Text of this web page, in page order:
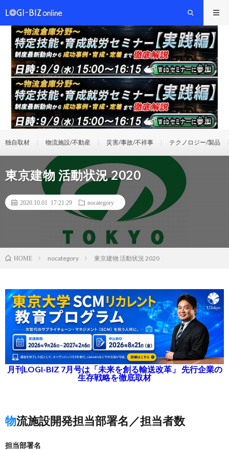
独自取材 物流施設/不動産 災害/事故/不祥事 テクノロジー/製品
東京建物 活動状況 2020
2020.10.01 17:21:29 nocategory
HOME nocategory 東京建物 活動状況 2020
月刊LOGI-BIZ 7月号は「未来を創る輸送改革」 先行企業の
生存戦略を徹底取材
物流施設開発担当部署名／担当者数
担当部署名